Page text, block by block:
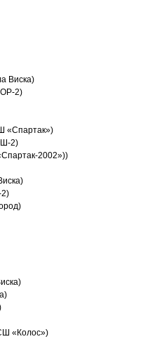
Виска)
2)
«Спартак»)
2)
2002»))
«Колос»)